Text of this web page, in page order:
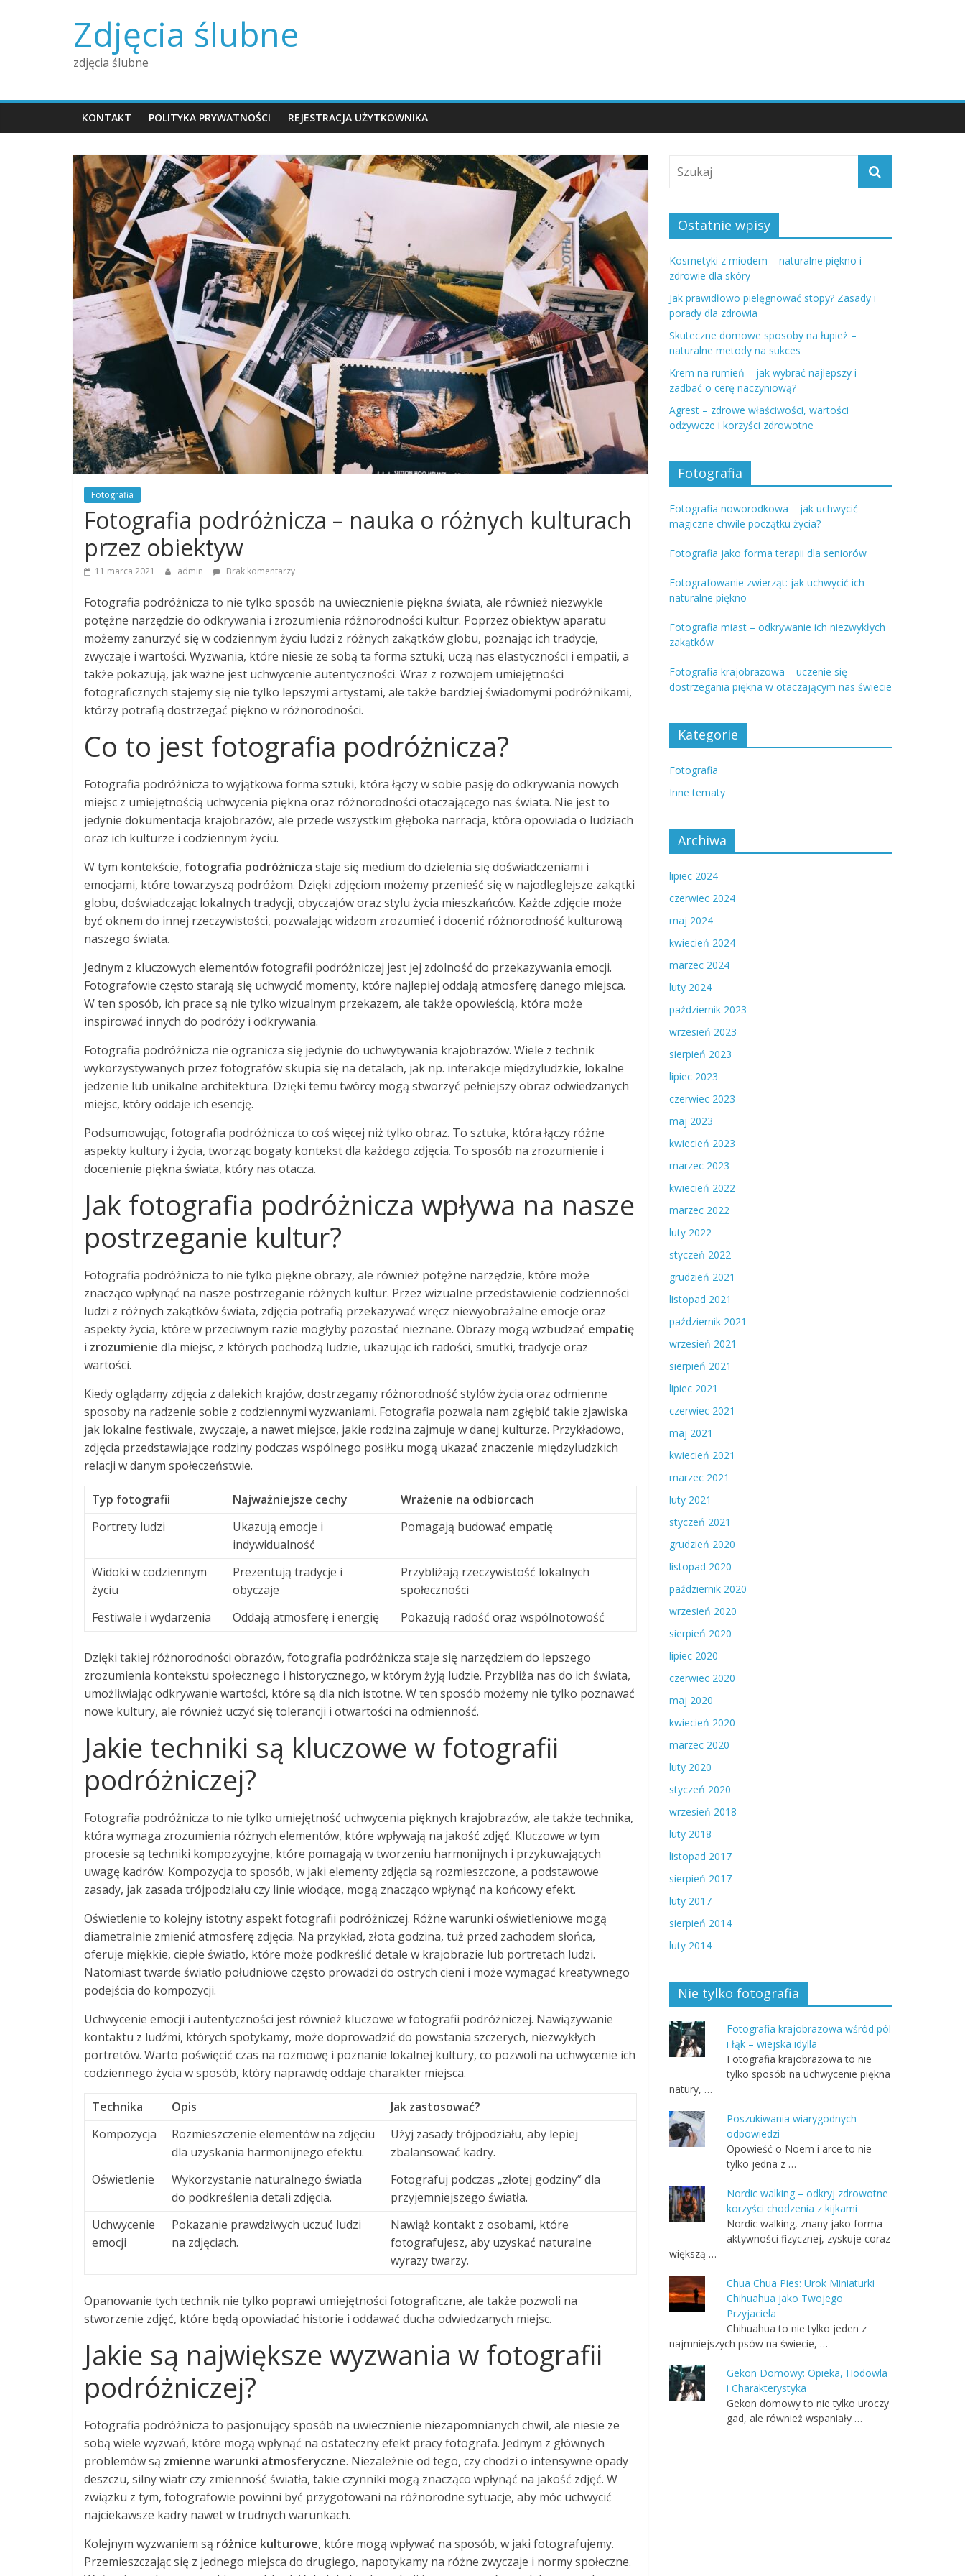
Zdjęcia ślubne
zdjęcia ślubne
KONTAKT POLITYKA PRYWATNOŚCI REJESTRACJA UŻYTKOWNIKA
Fotografia
Fotografia podróżnicza – nauka o różnych kulturach
przez obiektyw
11 marca 2021 admin Brak komentarzy
Fotografia podróżnicza to nie tylko sposób na uwiecznienie piękna świata, ale również niezwykle
potężne narzędzie do odkrywania i zrozumienia różnorodności kultur. Poprzez obiektyw aparatu
możemy zanurzyć się w codziennym życiu ludzi z różnych zakątków globu, poznając ich tradycje,
zwyczaje i wartości. Wyzwania, które niesie ze sobą ta forma sztuki, uczą nas elastyczności i empatii, a
także pokazują, jak ważne jest uchwycenie autentyczności. Wraz z rozwojem umiejętności
fotograficznych stajemy się nie tylko lepszymi artystami, ale także bardziej świadomymi podróżnikami,
którzy potrafią dostrzegać piękno w różnorodności.
Co to jest fotografia podróżnicza?
Fotografia podróżnicza to wyjątkowa forma sztuki, która łączy w sobie pasję do odkrywania nowych
miejsc z umiejętnością uchwycenia piękna oraz różnorodności otaczającego nas świata. Nie jest to
jedynie dokumentacja krajobrazów, ale przede wszystkim głęboka narracja, która opowiada o ludziach
oraz ich kulturze i codziennym życiu.
W tym kontekście, fotografia podróżnicza staje się medium do dzielenia się doświadczeniami i
emocjami, które towarzyszą podróżom. Dzięki zdjęciom możemy przenieść się w najodleglejsze zakątki
globu, doświadczając lokalnych tradycji, obyczajów oraz stylu życia mieszkańców. Każde zdjęcie może
być oknem do innej rzeczywistości, pozwalając widzom zrozumieć i docenić różnorodność kulturową
naszego świata.
Jednym z kluczowych elementów fotografii podróżniczej jest jej zdolność do przekazywania emocji.
Fotografowie często starają się uchwycić momenty, które najlepiej oddają atmosferę danego miejsca.
W ten sposób, ich prace są nie tylko wizualnym przekazem, ale także opowieścią, która może
inspirować innych do podróży i odkrywania.
Fotografia podróżnicza nie ogranicza się jedynie do uchwytywania krajobrazów. Wiele z technik
wykorzystywanych przez fotografów skupia się na detalach, jak np. interakcje międzyludzkie, lokalne
jedzenie lub unikalne architektura. Dzięki temu twórcy mogą stworzyć pełniejszy obraz odwiedzanych
miejsc, który oddaje ich esencję.
Podsumowując, fotografia podróżnicza to coś więcej niż tylko obraz. To sztuka, która łączy różne
aspekty kultury i życia, tworząc bogaty kontekst dla każdego zdjęcia. To sposób na zrozumienie i
docenienie piękna świata, który nas otacza.
Jak fotografia podróżnicza wpływa na nasze
postrzeganie kultur?
Fotografia podróżnicza to nie tylko piękne obrazy, ale również potężne narzędzie, które może
znacząco wpłynąć na nasze postrzeganie różnych kultur. Przez wizualne przedstawienie codzienności
ludzi z różnych zakątków świata, zdjęcia potrafią przekazywać wręcz niewyobrażalne emocje oraz
aspekty życia, które w przeciwnym razie mogłyby pozostać nieznane. Obrazy mogą wzbudzać empatię
i zrozumienie dla miejsc, z których pochodzą ludzie, ukazując ich radości, smutki, tradycje oraz
wartości.
Kiedy oglądamy zdjęcia z dalekich krajów, dostrzegamy różnorodność stylów życia oraz odmienne
sposoby na radzenie sobie z codziennymi wyzwaniami. Fotografia pozwala nam zgłębić takie zjawiska
jak lokalne festiwale, zwyczaje, a nawet miejsce, jakie rodzina zajmuje w danej kulturze. Przykładowo,
zdjęcia przedstawiające rodziny podczas wspólnego posiłku mogą ukazać znaczenie międzyludzkich
relacji w danym społeczeństwie.
Typ fotografii Najważniejsze cechy
Wrażenie na odbiorcach
Portrety ludzi
Ukazują emocje i
indywidualność
Pomagają budować empatię
Widoki w codziennym
życiu
Prezentują tradycje i
obyczaje
Przybliżają rzeczywistość lokalnych
społeczności
Festiwale i wydarzenia
Oddają atmosferę i energię Pokazują radość oraz wspólnotowość
Dzięki takiej różnorodności obrazów, fotografia podróżnicza staje się narzędziem do lepszego
zrozumienia kontekstu społecznego i historycznego, w którym żyją ludzie. Przybliża nas do ich świata,
umożliwiając odkrywanie wartości, które są dla nich istotne. W ten sposób możemy nie tylko poznawać
nowe kultury, ale również uczyć się tolerancji i otwartości na odmienność.
Jakie techniki są kluczowe w fotografii
podróżniczej?
Fotografia podróżnicza to nie tylko umiejętność uchwycenia pięknych krajobrazów, ale także technika,
która wymaga zrozumienia różnych elementów, które wpływają na jakość zdjęć. Kluczowe w tym
procesie są techniki kompozycyjne, które pomagają w tworzeniu harmonijnych i przykuwających
uwagę kadrów. Kompozycja to sposób, w jaki elementy zdjęcia są rozmieszczone, a podstawowe
zasady, jak zasada trójpodziału czy linie wiodące, mogą znacząco wpłynąć na końcowy efekt.
Oświetlenie to kolejny istotny aspekt fotografii podróżniczej. Różne warunki oświetleniowe mogą
diametralnie zmienić atmosferę zdjęcia. Na przykład, złota godzina, tuż przed zachodem słońca,
oferuje miękkie, ciepłe światło, które może podkreślić detale w krajobrazie lub portretach ludzi.
Natomiast twarde światło południowe często prowadzi do ostrych cieni i może wymagać kreatywnego
podejścia do kompozycji.
Uchwycenie emocji i autentyczności jest również kluczowe w fotografii podróżniczej. Nawiązywanie
kontaktu z ludźmi, których spotykamy, może doprowadzić do powstania szczerych, niezwykłych
portretów. Warto poświęcić czas na rozmowę i poznanie lokalnej kultury, co pozwoli na uchwycenie ich
codziennego życia w sposób, który naprawdę oddaje charakter miejsca.
Technika Opis
Jak zastosować?
Kompozycja
Rozmieszczenie elementów na zdjęciu
dla uzyskania harmonijnego efektu.
Użyj zasady trójpodziału, aby lepiej
zbalansować kadry.
Oświetlenie
Wykorzystanie naturalnego światła
do podkreślenia detali zdjęcia.
Fotografuj podczas „złotej godziny” dla
przyjemniejszego światła.
Uchwycenie
emocji
Pokazanie prawdziwych uczuć ludzi
na zdjęciach.
Nawiąż kontakt z osobami, które
fotografujesz, aby uzyskać naturalne
wyrazy twarzy.
Opanowanie tych technik nie tylko poprawi umiejętności fotograficzne, ale także pozwoli na
stworzenie zdjęć, które będą opowiadać historie i oddawać ducha odwiedzanych miejsc.
Jakie są największe wyzwania w fotografii
podróżniczej?
Fotografia podróżnicza to pasjonujący sposób na uwiecznienie niezapomnianych chwil, ale niesie ze
sobą wiele wyzwań, które mogą wpłynąć na ostateczny efekt pracy fotografa. Jednym z głównych
problemów są zmienne warunki atmosferyczne. Niezależnie od tego, czy chodzi o intensywne opady
deszczu, silny wiatr czy zmienność światła, takie czynniki mogą znacząco wpłynąć na jakość zdjęć. W
związku z tym, fotografowie powinni być przygotowani na różnorodne sytuacje, aby móc uchwycić
najciekawsze kadry nawet w trudnych warunkach.
Kolejnym wyzwaniem są różnice kulturowe, które mogą wpływać na sposób, w jaki fotografujemy.
Przemieszczając się z jednego miejsca do drugiego, napotykamy na różne zwyczaje i normy społeczne.
Ostatnie wpisy
Kosmetyki z miodem – naturalne piękno i
zdrowie dla skóry
Jak prawidłowo pielęgnować stopy? Zasady i
porady dla zdrowia
Skuteczne domowe sposoby na łupież –
naturalne metody na sukces
Krem na rumień – jak wybrać najlepszy i
zadbać o cerę naczyniową?
Agrest – zdrowe właściwości, wartości
odżywcze i korzyści zdrowotne
Fotografia
Fotografia noworodkowa – jak uchwycić
magiczne chwile początku życia?
Fotografia jako forma terapii dla seniorów
Fotografowanie zwierząt: jak uchwycić ich
naturalne piękno
Fotografia miast – odkrywanie ich niezwykłych
zakątków
Fotografia krajobrazowa – uczenie się
dostrzegania piękna w otaczającym nas świecie
Kategorie
Fotografia
Inne tematy
Archiwa
lipiec 2024
czerwiec 2024
maj 2024
kwiecień 2024
marzec 2024
luty 2024
październik 2023
wrzesień 2023
sierpień 2023
lipiec 2023
czerwiec 2023
maj 2023
kwiecień 2023
marzec 2023
kwiecień 2022
marzec 2022
luty 2022
styczeń 2022
grudzień 2021
listopad 2021
październik 2021
wrzesień 2021
sierpień 2021
lipiec 2021
czerwiec 2021
maj 2021
kwiecień 2021
marzec 2021
luty 2021
styczeń 2021
grudzień 2020
listopad 2020
październik 2020
wrzesień 2020
sierpień 2020
lipiec 2020
czerwiec 2020
maj 2020
kwiecień 2020
marzec 2020
luty 2020
styczeń 2020
wrzesień 2018
luty 2018
listopad 2017
sierpień 2017
luty 2017
sierpień 2014
luty 2014
Nie tylko fotografia
Fotografia krajobrazowa wśród pól
i łąk – wiejska idylla
Fotografia krajobrazowa to nie
tylko sposób na uchwycenie piękna
natury, …
Poszukiwania wiarygodnych
odpowiedzi
Opowieść o Noem i arce to nie
tylko jedna z …
Nordic walking – odkryj zdrowotne
korzyści chodzenia z kijkami
Nordic walking, znany jako forma
aktywności fizycznej, zyskuje coraz
większą …
Chua Chua Pies: Urok Miniaturki
Chihuahua jako Twojego
Przyjaciela
Chihuahua to nie tylko jeden z
najmniejszych psów na świecie, …
Gekon Domowy: Opieka, Hodowla
i Charakterystyka
Gekon domowy to nie tylko uroczy
gad, ale również wspaniały …